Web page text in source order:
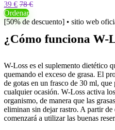
39 € 78 €
Ordenar
[50% de descuento] • sitio web
¿Cómo funciona W-
W-Loss es el suplemento dietético
quemando el exceso de grasa. El
de gotas en un frasco de 30 ml,
cualquier ocasión. W-Loss activa
organismo, de manera que las
eliminan sin dejar rastro. A partir
comenzará a utilizar las buenas